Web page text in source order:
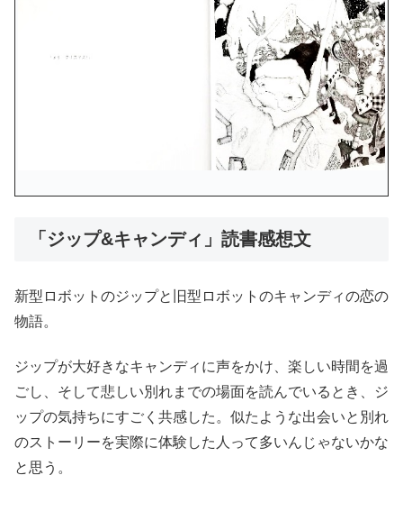
「ジップ&キャンディ」読書感想文
新型ロボットのジップと旧型ロボットのキャンディの恋の
物語。
ジップが大好きなキャンディに声をかけ、楽しい時間を過
ごし、そして悲しい別れまでの場面を読んでいるとき、ジ
ップの気持ちにすごく共感した。似たような出会いと別れ
のストーリーを実際に体験した人って多いんじゃないかな
と思う。